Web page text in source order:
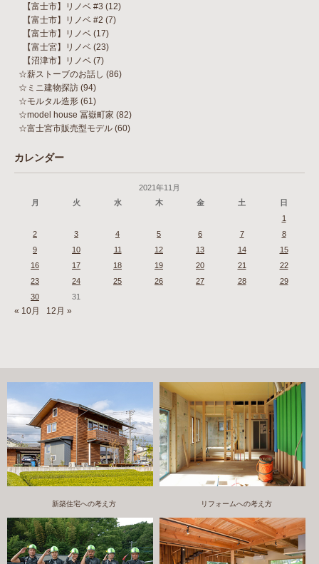
【富士市】リノベ #3 (12)
【富士市】リノベ #2 (7)
【富士市】リノベ (17)
【富士宮】リノベ (23)
【沼津市】リノベ (7)
☆薪ストーブのお話し (86)
☆ミニ建物探訪 (94)
☆モルタル造形 (61)
☆model house 冨嶽町家 (82)
☆富士宮市販売型モデル (60)
カレンダー
2021年11月
月
火 水 木 金 土
日
1
2
3 4 5 6 7
8
9
10 11 12 13 14
15
16
17 18 19 20 21
22
23
24 25 26 27 28
29
30
31
« 10月 12月 »
新築住宅への考え方 リフォームへの考え方